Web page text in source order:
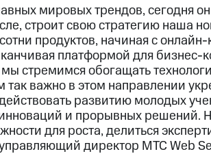
мировых трендов, сегодня
строит свою стратегию наша
продуктов, начиная с онлайн-
платформой для бизнес-
стремимся обогащать
так важно в этом направлении
развитию молодых
и прорывных решений.
для роста, делиться
директор МТС Web